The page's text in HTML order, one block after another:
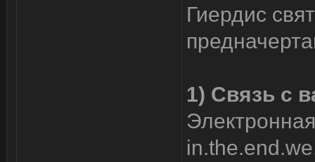
Гиердис
1) Связь с